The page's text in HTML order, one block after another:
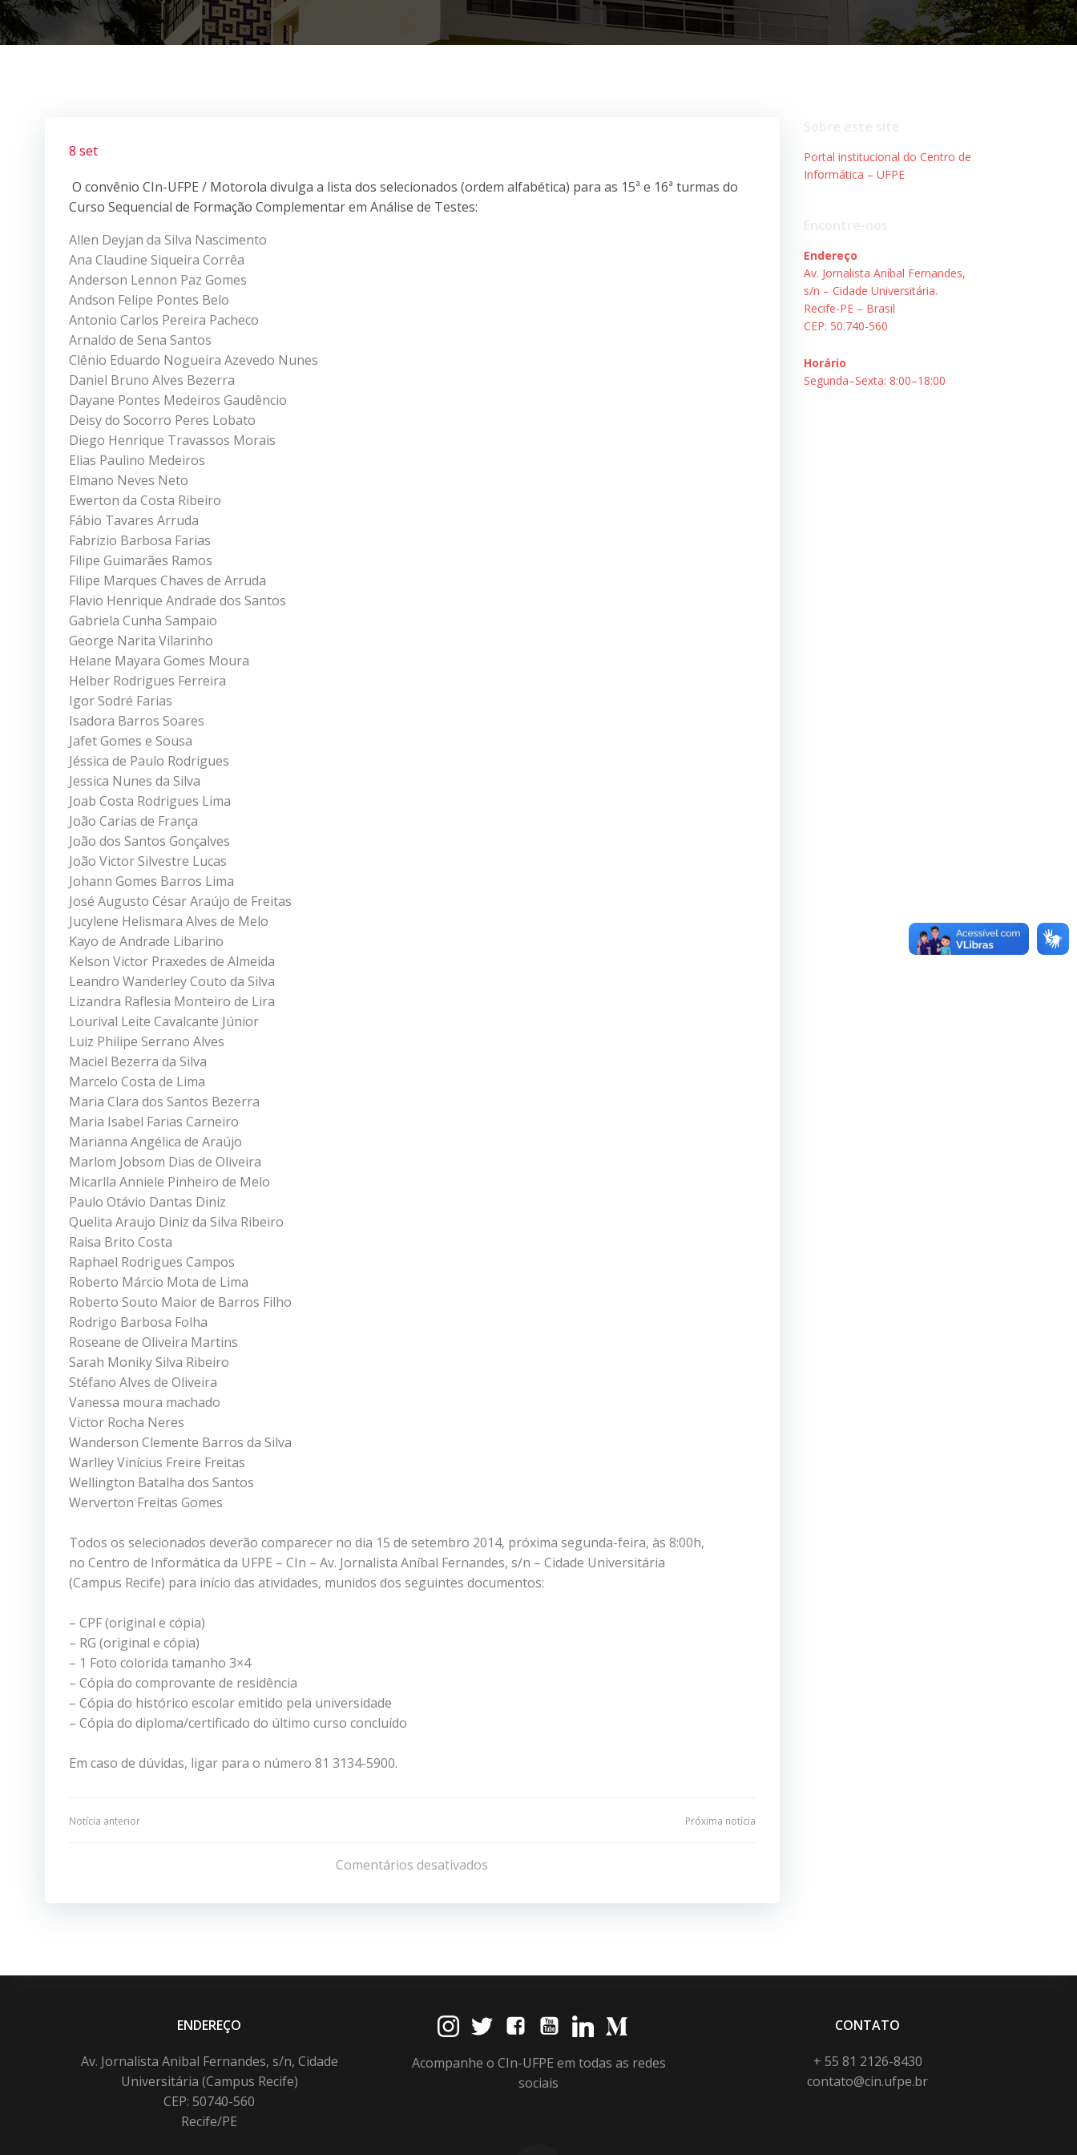
8 set
O convênio CIn-UFPE / Motorola divulga a lista dos selecionados (ordem alfabética) para as 15ª e 16ª turmas do
Curso Sequencial de Formação Complementar em Análise de Testes:
Allen Deyjan da Silva Nascimento
Ana Claudine Siqueira Corrêa
Anderson Lennon Paz Gomes
Andson Felipe Pontes Belo
Antonio Carlos Pereira Pacheco
Arnaldo de Sena Santos
Clênio Eduardo Nogueira Azevedo Nunes
Daniel Bruno Alves Bezerra
Dayane Pontes Medeiros Gaudêncio
Deisy do Socorro Peres Lobato
Diego Henrique Travassos Morais
Elias Paulino Medeiros
Elmano Neves Neto
Ewerton da Costa Ribeiro
Fábio Tavares Arruda
Fabrizio Barbosa Farias
Filipe Guimarães Ramos
Filipe Marques Chaves de Arruda
Flavio Henrique Andrade dos Santos
Gabriela Cunha Sampaio
George Narita Vilarinho
Helane Mayara Gomes Moura
Helber Rodrigues Ferreira
Igor Sodré Farias
Isadora Barros Soares
Jafet Gomes e Sousa
Jéssica de Paulo Rodrigues
Jessica Nunes da Silva
Joab Costa Rodrigues Lima
João Carias de França
João dos Santos Gonçalves
João Victor Silvestre Lucas
Johann Gomes Barros Lima
José Augusto César Araújo de Freitas
Jucylene Helismara Alves de Melo
Kayo de Andrade Libarino
Kelson Victor Praxedes de Almeida
Leandro Wanderley Couto da Silva
Lizandra Raflesia Monteiro de Lira
Lourival Leite Cavalcante Júnior
Luiz Philipe Serrano Alves
Maciel Bezerra da Silva
Marcelo Costa de Lima
Maria Clara dos Santos Bezerra
Maria Isabel Farias Carneiro
Marianna Angélica de Araújo
Marlom Jobsom Dias de Oliveira
Micarlla Anniele Pinheiro de Melo
Paulo Otávio Dantas Diniz
Quelita Araujo Diniz da Silva Ribeiro
Raisa Brito Costa
Raphael Rodrigues Campos
Roberto Márcio Mota de Lima
Roberto Souto Maior de Barros Filho
Rodrigo Barbosa Folha
Roseane de Oliveira Martins
Sarah Moniky Silva Ribeiro
Stéfano Alves de Oliveira
Vanessa moura machado
Victor Rocha Neres
Wanderson Clemente Barros da Silva
Warlley Vinícius Freire Freitas
Wellington Batalha dos Santos
Werverton Freitas Gomes
Todos os selecionados deverão comparecer no dia 15 de setembro 2014, próxima segunda-feira, às 8:00h,
no Centro de Informática da UFPE – CIn – Av. Jornalista Aníbal Fernandes, s/n – Cidade Universitária
(Campus Recife) para início das atividades, munidos dos seguintes documentos:
– CPF (original e cópia)
– RG (original e cópia)
– 1 Foto colorida tamanho 3×4
– Cópia do comprovante de residência
– Cópia do histórico escolar emitido pela universidade
– Cópia do diploma/certificado do último curso concluído
Em caso de dúvidas, ligar para o número 81 3134-5900.
Navegação
Post
Notícia anterior
de
Post
Próxima notícia
Comentários desativados
Portal institucional do Centro de
Informática – UFPE
Endereço
Av. Jornalista Aníbal Fernandes,
s/n – Cidade Universitária.
Recife-PE – Brasil
CEP: 50.740-560
Horário
Segunda–Sexta: 8:00–18:00
ENDEREÇO
Av. Jornalista Anibal Fernandes, s/n, Cidade
Universitária (Campus Recife)
CEP: 50740-560
Recife/PE
Acompanhe o CIn-UFPE em todas as redes
sociais
CONTATO
+ 55 81 2126-8430
contato@cin.ufpe.br